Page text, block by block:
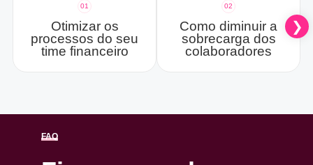
01
Otimizar os
processos do seu
time financeiro
02
Como diminuir a
sobrecarga dos
colaboradores
FAQ